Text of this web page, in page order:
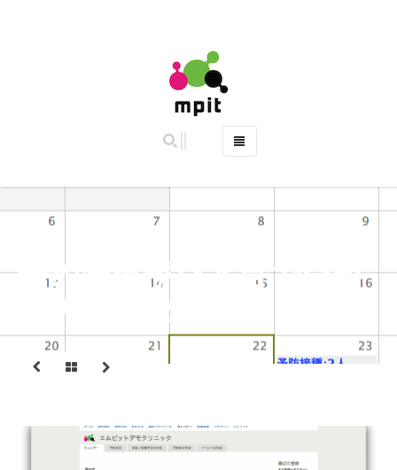
主な機能
よくある質問
お問い合わせ
予約状況がひと目で分か
るカレンダー表示